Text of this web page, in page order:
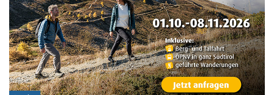
Gebirge:
Hütten-Typ: